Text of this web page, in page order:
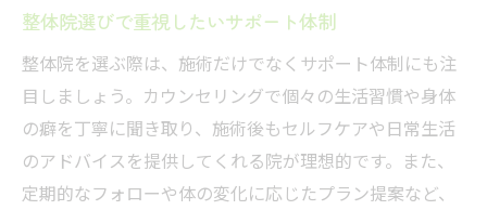
整体院選びで重視したいサポート体制
整体院を選ぶ際は、施術だけでなくサポート体制にも注
目しましょう。カウンセリングで個々の生活習慣や身体
の癖を丁寧に聞き取り、施術後もセルフケアや日常生活
のアドバイスを提供してくれる院が理想的です。また、
定期的なフォローや体の変化に応じたプラン提案など、